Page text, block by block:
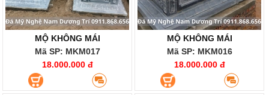
MỘ KHÔNG MÁI
Mã SP: MKM017
18.000.000 đ
MỘ KHÔNG MÁI
Mã SP: MKM016
18.000.000 đ